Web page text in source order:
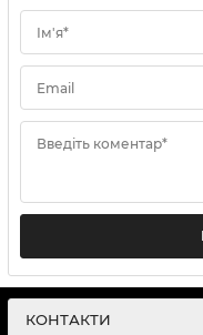
Ім'я*
Email
Введіть коментар*
КОНТАКТИ